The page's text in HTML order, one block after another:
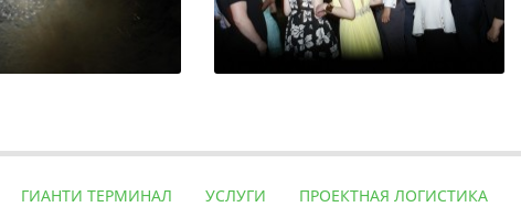
ГИАНТИ ТЕРМИНАЛ УСЛУГИ ПРОЕКТНАЯ ЛОГИСТИКА